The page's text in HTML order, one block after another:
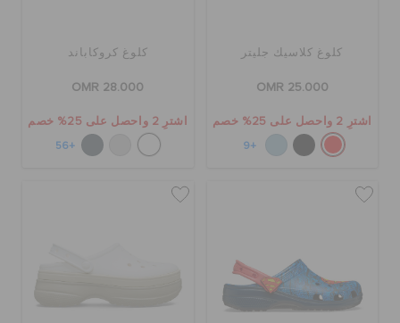
كلوغ كلاسيك جليتر
OMR 25.000
اشترِ 2 واحصل على 25% خصم
+9
كلوغ كروكاباند
OMR 28.000
اشترِ 2 واحصل على 25% خصم
+56